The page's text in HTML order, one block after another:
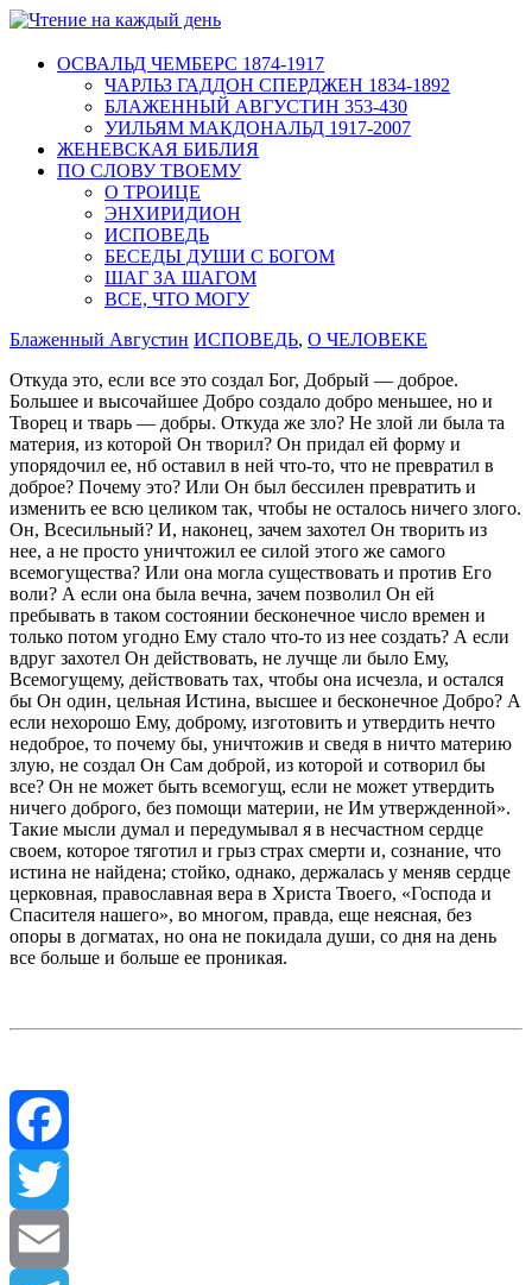
ОСВАЛЬД ЧЕМБЕРС 1874-1917
ЧАРЛЬЗ ГАДДОН СПЕРДЖЕН 1834-1892
БЛАЖЕННЫЙ АВГУСТИН 353-430
УИЛЬЯМ МАКДОНАЛЬД 1917-2007
ЖЕНЕВСКАЯ БИБЛИЯ
ПО СЛОВУ ТВОЕМУ
О ТРОИЦЕ
ЭНХИРИДИОН
ИСПОВЕДЬ
БЕСЕДЫ ДУШИ С БОГОМ
ШАГ ЗА ШАГОМ
ВСЕ, ЧТО МОГУ
Блаженный Августин ИСПОВЕДЬ, О ЧЕЛОВЕКЕ
Откуда это, если все это создал Бог, Добрый — доброе.
Большее и высочайшее Добро создало добро меньшее, но и
Творец и тварь — добры. Откуда же зло? Не злой ли была та
материя, из которой Он творил? Он придал ей форму и
упорядочил ее, нб оставил в ней что-то, что не превратил в
доброе? Почему это? Или Он был бессилен превратить и
изменить ее всю целиком так, чтобы не осталось ничего злого.
Он, Всесильный? И, наконец, зачем захотел Он творить из
нее, а не просто уничтожил ее силой этого же самого
всемогущества? Или она могла существовать и против Его
воли? А если она была вечна, зачем позволил Он ей
пребывать в таком состоянии бесконечное число времен и
только потом угодно Ему стало что-то из нее создать? А если
вдруг захотел Он действовать, не лучще ли было Ему,
Всемогущему, действовать тах, чтобы она исчезла, и остался
бы Он один, цельная Истина, высшее и бесконечное Добро? А
если нехорошо Ему, доброму, изготовить и утвердить нечто
недоброе, то почему бы, уничтожив и сведя в ничто материю
злую, не создал Он Сам доброй, из которой и сотворил бы
все? Он не может быть всемогущ, если не может утвердить
ничего доброго, без помощи материи, не Им утвержденной».
Такие мысли думал и передумывал я в несчастном сердце
своем, которое тяготил и грыз страх смерти и, сознание, что
истина не найдена; стойко, однако, держалась у меняв сердце
церковная, православная вера в Христа Твоего, «Господа и
Спасителя нашего», во многом, правда, еще неясная, без
опоры в догматах, но она не покидала души, со дня на день
все больше и больше ее проникая.
Facebook
Twitter